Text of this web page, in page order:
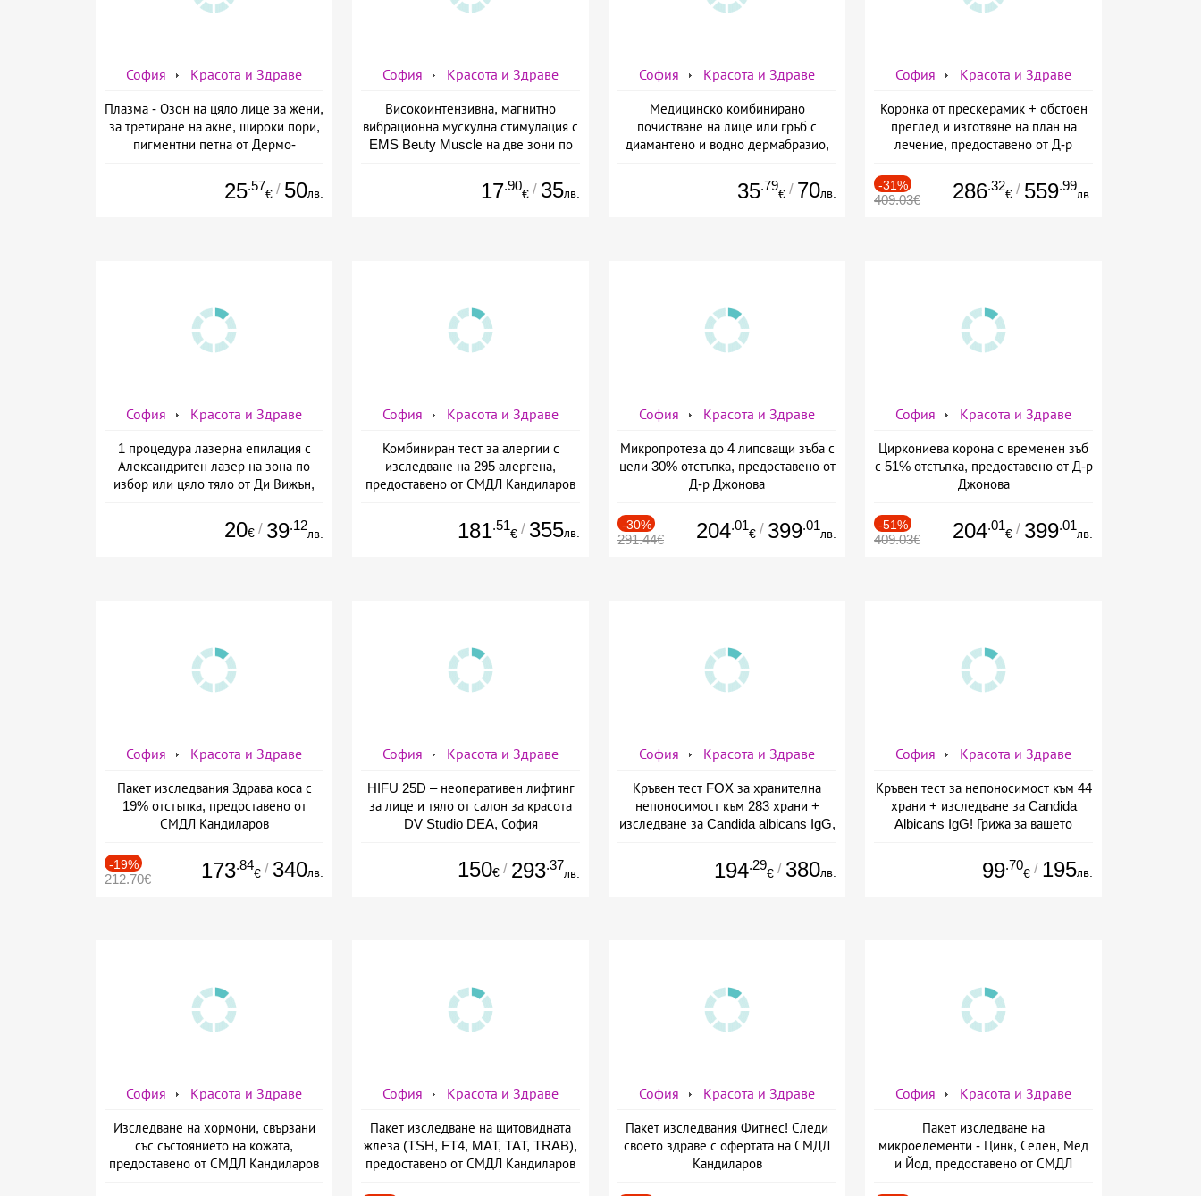
София Красота и Здраве
Плазма - Озон на цяло лице за жени,
за третиране на акне, широки пори,
пигментни петна от Дермо-
25.57
€ / 50лв.
София Красота и Здраве
Високоинтензивна, магнитно
вибрационна мускулна стимулация с
EMS Beuty Musclе на две зони по
Естетичен център Симона
17.90
€ / 35лв.
София Красота и Здраве
Медицинско комбинирано
почистване на лице или гръб с
диамантено и водно дермабразио,
Естетичен център Симона
35.79
€ / 70лв.
София Красота и Здраве
Коронка от прескерамик + обстоен
преглед и изготвяне на план на
лечение, предоставено от Д-р
-31%
409.03€ 286.32
€ / 559.99
лв.
София Красота и Здраве
1 процедура лазерна епилация с
Александритен лазер на зона по
избор или цяло тяло от Ди Вижън,
20€ / 39.12
лв.
София Красота и Здраве
Комбиниран тест за алергии с
изследване на 295 алергена,
предоставено от СМДЛ Кандиларов
181.51
€ / 355лв.
София Красота и Здраве
Микропротезa до 4 липсващи зъба с
цели 30% отстъпка, предоставено от
Д-р Джонова
-30%
291.44€ 204.01
€ / 399.01
лв.
София Красота и Здраве
Циркониева корона с временен зъб
с 51% отстъпка, предоставено от Д-р
Джонова
-51%
409.03€ 204.01
€ / 399.01
лв.
София Красота и Здраве
Пакет изследвания Здрава коса с
19% отстъпка, предоставено от
СМДЛ Кандиларов
-19%
212.70€ 173.84
€ / 340лв.
София Красота и Здраве
HIFU 25D – неоперативен лифтинг
за лице и тяло от салон за красота
DV Studio DEA, София
150€ / 293.37
лв.
София Красота и Здраве
Кръвен тест FOX за хранителна
непоносимост към 283 храни +
изследване за Candida albicans IgG,
194.29
€ / 380лв.
София Красота и Здраве
Кръвен тест за непоносимост към 44
храни + изследване за Candida
Albicans IgG! Грижа за вашето
99.70
€ / 195лв.
София Красота и Здраве
Изследване на хормони, свързани
със състоянието на кожата,
предоставено от СМДЛ Кандиларов
София Красота и Здраве
Пакет изследване на щитовидната
жлеза (TSH, FT4, MAT, TAT, TRAB),
предоставено от СМДЛ Кандиларов
София Красота и Здраве
Пакет изследвания Фитнес! Следи
своето здраве с офертата на СМДЛ
Кандиларов
София Красота и Здраве
Пакет изследване на
микроелементи - Цинк, Селен, Мед
и Йод, предоставено от СМДЛ